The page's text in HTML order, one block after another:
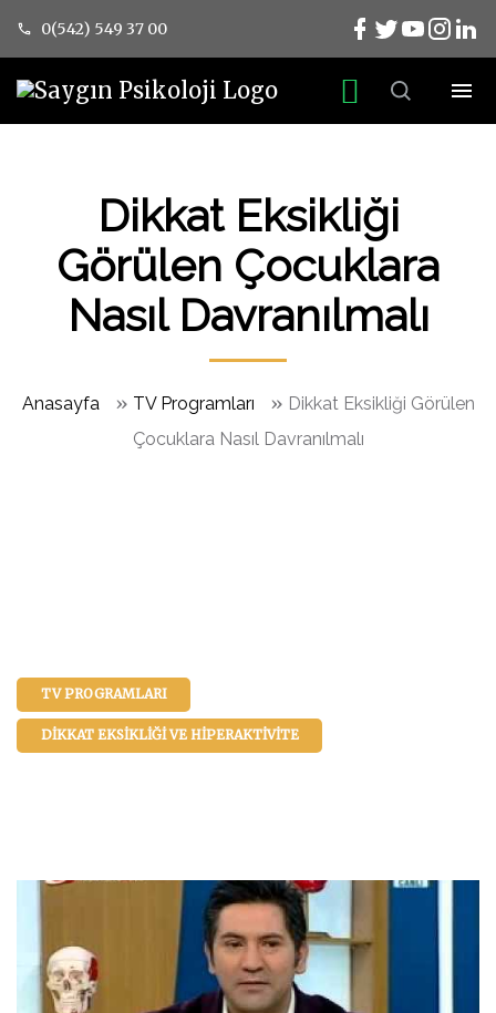
0(542) 549 37 00
Dikkat Eksikliği
Görülen Çocuklara
Nasıl Davranılmalı
Anasayfa » TV Programları » Dikkat Eksikliği Görülen
Çocuklara Nasıl Davranılmalı
TV PROGRAMLARI
DIKKAT EKSIKLIĞI VE HIPERAKTIVITE